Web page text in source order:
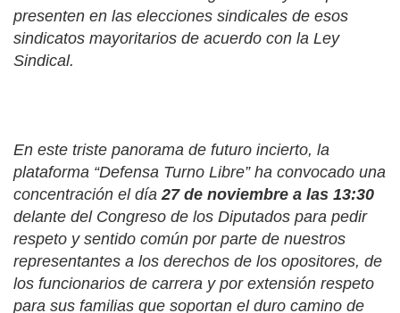
presenten en las elecciones sindicales de esos
sindicatos mayoritarios de acuerdo con la Ley
Sindical.
En este triste panorama de futuro incierto, la
plataforma “Defensa Turno Libre” ha convocado una
concentración el día 27 de noviembre a las 13:30
delante del Congreso de los Diputados para pedir
respeto y sentido común por parte de nuestros
representantes a los derechos de los opositores, de
los funcionarios de carrera y por extensión respeto
para sus familias que soportan el duro camino de